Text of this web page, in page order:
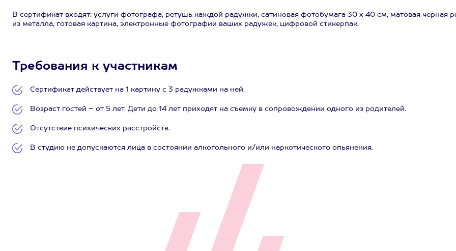
В сертификат входят: услуги фотографа, ретушь каждой радужки, сатиновая фотобумага 30 х 40 см, матовая черная
из металла, готовая картина, электронные фотографии ваших радужек, цифровой стикерпак.
Требования к участникам
Сертификат действует на 1 картину с 3 радужками на ней.
Возраст гостей – от 5 лет. Дети до 14 лет приходят на съемку в сопровождении одного из родителей.
Отсутствие психических расстройств.
В студию не допускаются лица в состоянии алкогольного и/или наркотического опьянения.